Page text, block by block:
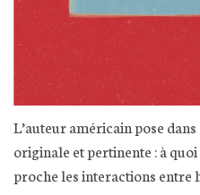
L’auteur américain pose
originale et pertinente : à
proche les interactions entre